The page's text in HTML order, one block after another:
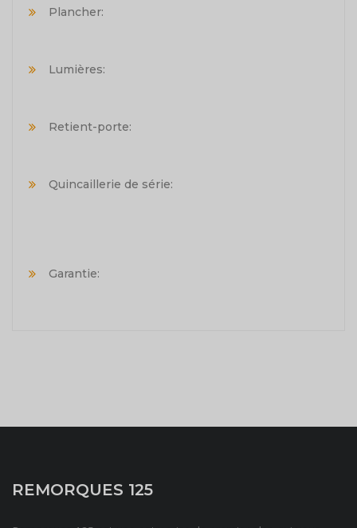
Plancher:
Lumières:
Retient-porte:
Quincaillerie de série:
Garantie:
REMORQUES 125